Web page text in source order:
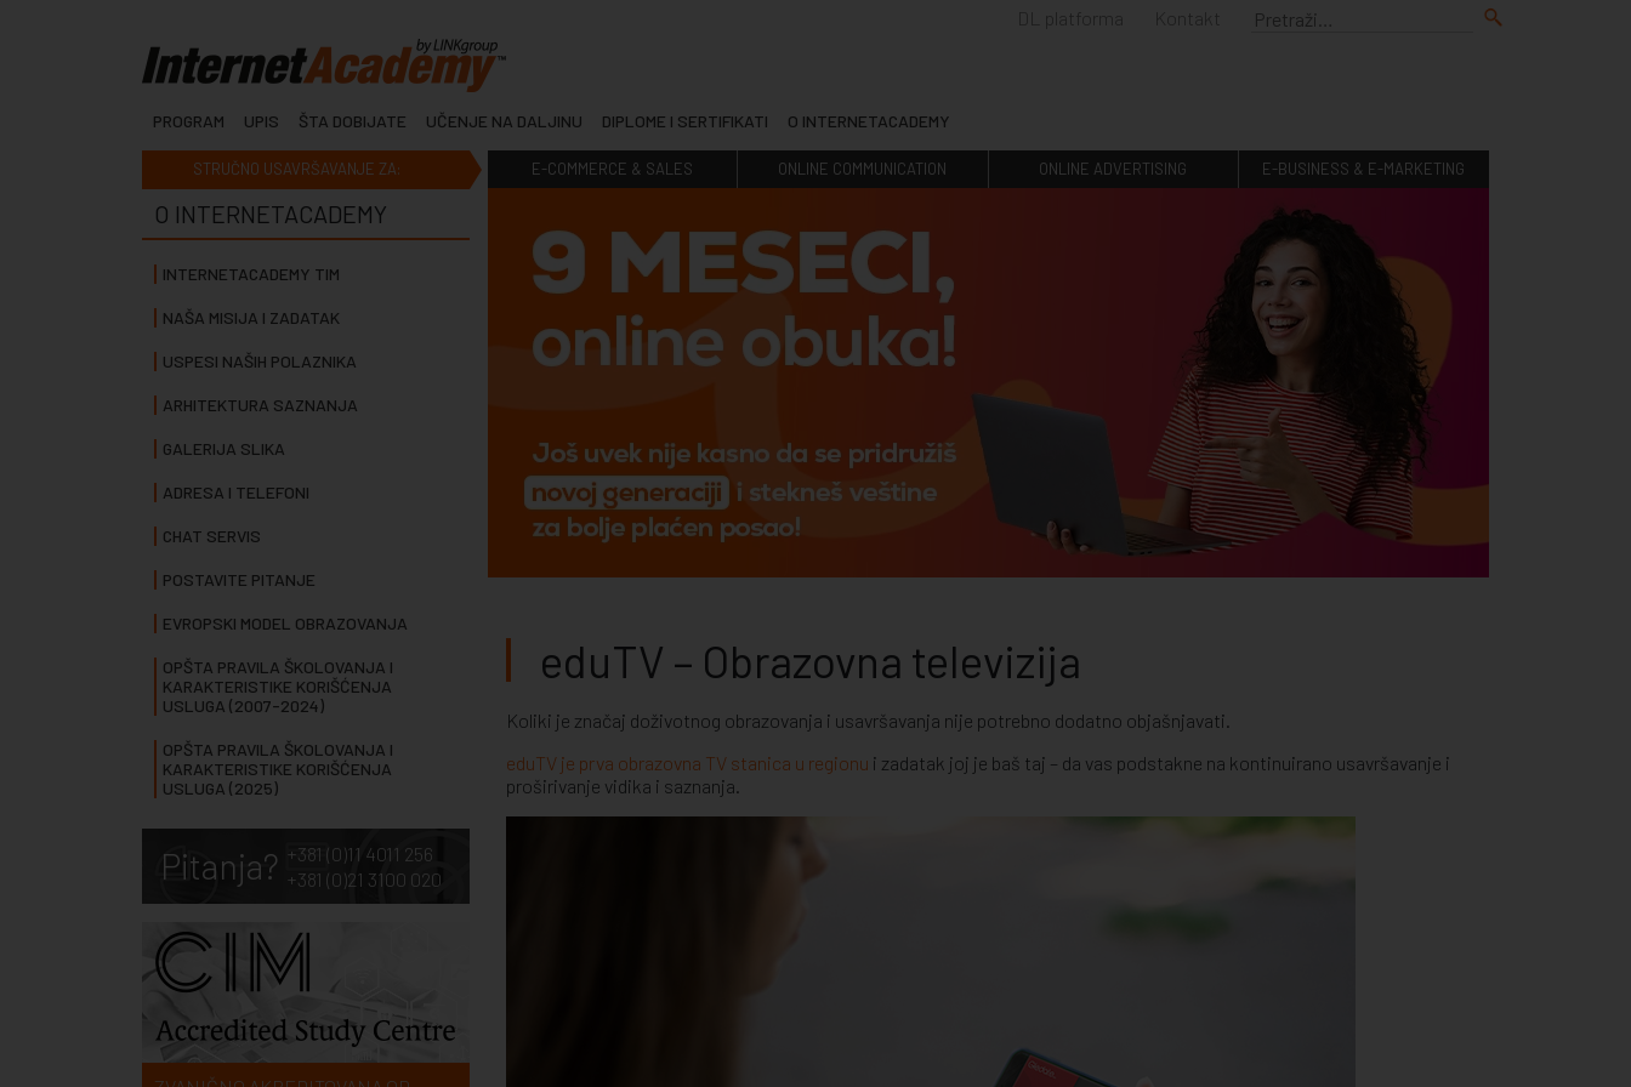
DL platforma Kontakt
PROGRAM UPIS ŠTA DOBIJATE UČENJE NA DALJINU DIPLOME I SERTIFIKATI O INTERNETACADEMY
STRUČNO USAVRŠAVANJE ZA: E-COMMERCE & SALES ONLINE COMMUNICATION ONLINE ADVERTISING E-BUSINESS & E-MARKETING
O INTERNETACADEMY
INTERNETACADEMY TIM
NAŠA MISIJA I ZADATAK
USPESI NAŠIH POLAZNIKA
ARHITEKTURA SAZNANJA
GALERIJA SLIKA
ADRESA I TELEFONI
CHAT SERVIS
POSTAVITE PITANJE
EVROPSKI MODEL OBRAZOVANJA
OPŠTA PRAVILA ŠKOLOVANJA I
KARAKTERISTIKE KORIŠĆENJA
USLUGA (2007-2024)
OPŠTA PRAVILA ŠKOLOVANJA I
KARAKTERISTIKE KORIŠĆENJA
USLUGA (2025)
Pitanja? +381 (0)11 4011 256
+381 (0)21 3100 020
eduTV – Obrazovna televizija
Koliki je značaj doživotnog obrazovanja i usavršavanja nije potrebno dodatno objašnjavati.
eduTV je prva obrazovna TV stanica u regionu i zadatak joj je baš taj – da vas podstakne na kontinuirano usavršavanje i
proširivanje vidika i saznanja.